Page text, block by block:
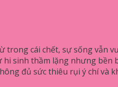
trong cái chết, sự sống vẫn
sinh thầm lặng nhưng bền
đủ sức thiêu rụi ý chí và